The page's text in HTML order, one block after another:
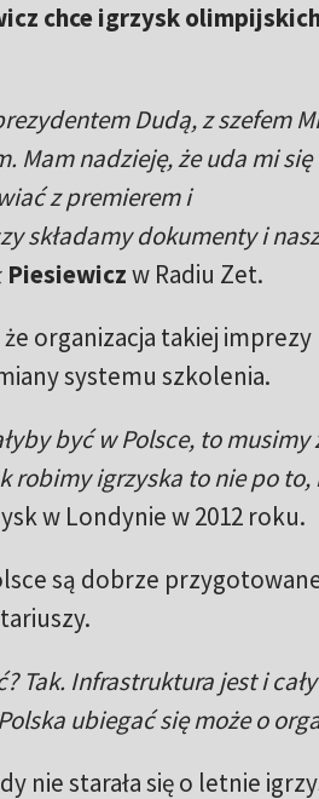
chce igrzysk
Dudą, z szefem
Mam nadzieję, że uda mi się
z premierem i
składamy dokumenty i
Piesiewiczw Radiu Zet.
organizacja takiej imprezy
systemu szkolenia.
być w Polsce, to
robimy igrzyska to nie po
w Londynie w 2012 roku.
są dobrze
Tak. Infrastruktura jest i
ubiegać się może o
nie starała się o letnie